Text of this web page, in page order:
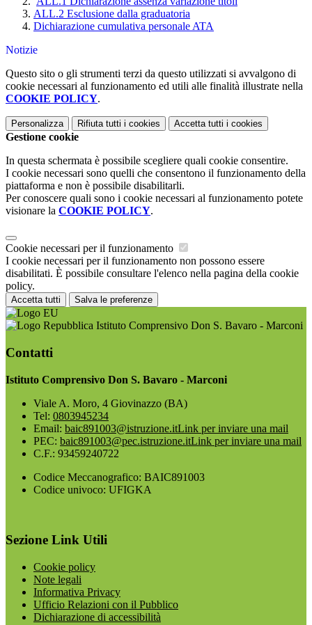
ALL.2 Esclusione dalla graduatoria
Dichiarazione cumulativa personale ATA
Notizie
Questo sito o gli strumenti terzi da questo utilizzati si avvalgono di
cookie necessari al funzionamento ed utili alle finalità illustrate nella
COOKIE POLICY.
Personalizza Rifiuta tutti i cookies Accetta tutti i cookies
Gestione cookie
In questa schermata è possibile scegliere quali cookie consentire.
I cookie necessari sono quelli che consentono il funzionamento della
piattaforma e non è possibile disabilitarli.
Per conoscere quali sono i cookie necessari al funzionamento potete
visionare la COOKIE POLICY.
Cookie necessari per il funzionamento
I cookie necessari per il funzionamento non possono essere
disabilitati. È possibile consultare l'elenco nella pagina della cookie
policy.
Accetta tutti Salva le preferenze
Istituto Comprensivo Don S. Bavaro - Marconi
Contatti
Istituto Comprensivo Don S. Bavaro - Marconi
Viale A. Moro, 4 Giovinazzo (BA)
Tel: 0803945234
Email: baic891003@istruzione.itLink per inviare una mail
PEC: baic891003@pec.istruzione.itLink per inviare una mail
C.F.: 93459240722
Codice Meccanografico: BAIC891003
Codice univoco: UFIGKA
Sezione Link Utili
Cookie policy
Note legali
Informativa Privacy
Ufficio Relazioni con il Pubblico
Dichiarazione di accessibilità